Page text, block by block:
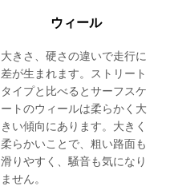
ウィール
大きさ、硬さの違いで走行に
差が生まれます。ストリート
タイプと比べるとサーフスケ
ートのウィールは柔らかく大
きい傾向にあります。大きく
柔らかいことで、粗い路面も
滑りやすく、騒音も気になり
ません。